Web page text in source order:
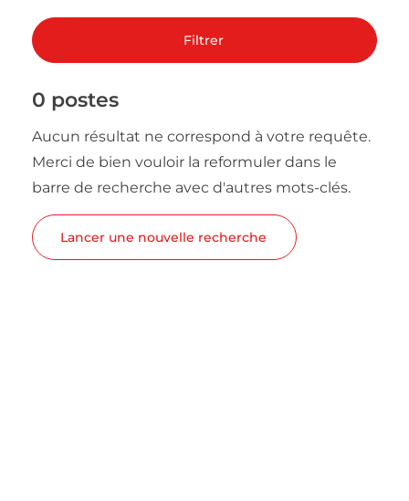
Filtrer
0 postes
Aucun résultat ne correspond à votre requête.
Merci de bien vouloir la reformuler dans le
barre de recherche avec d'autres mots-clés.
Lancer une nouvelle recherche